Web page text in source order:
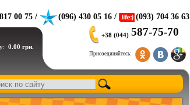
00 75 / (096) 430 05 16 / (093) 704 36 63
0.00 грн.
+38 (044) 587-75-70
Присоединяйтесь: